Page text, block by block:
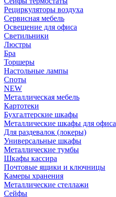
Рециркуляторы воздуха
Сервисная мебель
Освещение для офиса
Светильники
Люстры
Бра
Торшеры
Настольные лампы
Споты
NEW
Металлическая мебель
Картотеки
Бухгалтерские шкафы
Металлические шкафы для офиса
Для раздевалок (локеры)
Универсальные шкафы
Металлические тумбы
Шкафы кассира
Почтовые ящики и ключницы
Камеры хранения
Металлические стеллажи
Сейфы